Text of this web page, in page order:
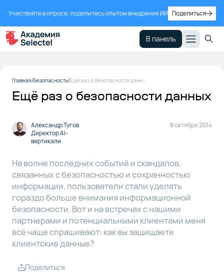
Участвуйте в опросе: поделитесь опытом внедрения ИИ Поделиться
В панель
Главная Безопасность Ещё раз о безопасности данных
Ещё раз о безопасности данных
Александр Тугов
Директор AI-
вертикали
8 октября 2014
Поделиться
На волне последних событий и скандалов,
связанных с безопасностью и сохранностью
информации, пользователи стали уделять
гораздо больше внимания информационной
безопасности. Вот и на встречах с нашими
партнерами и потенциальными клиентами меня
всё чаще спрашивают: как вы защищаете
клиентcкие данные?